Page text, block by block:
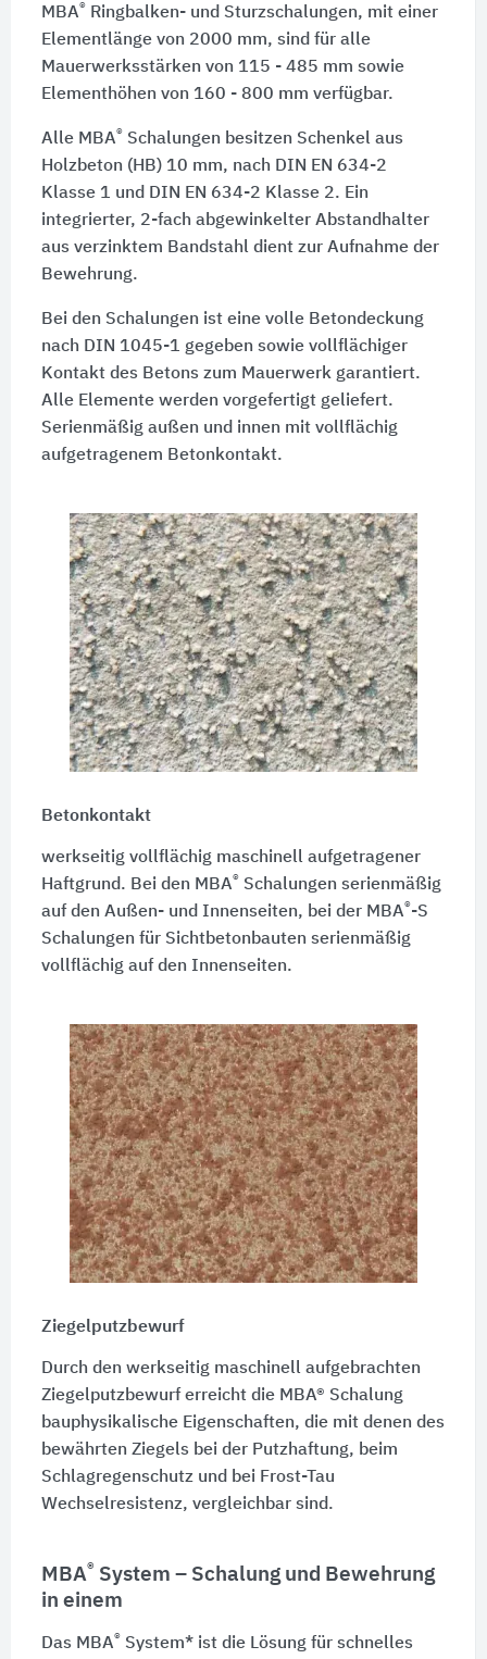
MBA® Ringbalken- und Sturzschalungen, mit einer
Elementlänge von 2000 mm, sind für alle
Mauerwerksstärken von 115 - 485 mm sowie
Elementhöhen von 160 - 800 mm verfügbar.
Alle MBA® Schalungen besitzen Schenkel aus
Holzbeton (HB) 10 mm, nach DIN EN 634-2
Klasse 1 und DIN EN 634-2 Klasse 2. Ein
integrierter, 2-fach abgewinkelter Abstandhalter
aus verzinktem Bandstahl dient zur Aufnahme der
Bewehrung.
Bei den Schalungen ist eine volle Betondeckung
nach DIN 1045-1 gegeben sowie vollflächiger
Kontakt des Betons zum Mauerwerk garantiert.
Alle Elemente werden vorgefertigt geliefert.
Serienmäßig außen und innen mit vollflächig
aufgetragenem Betonkontakt.
Betonkontakt
werkseitig vollflächig maschinell aufgetragener
Haftgrund. Bei den MBA® Schalungen serienmäßig
auf den Außen- und Innenseiten, bei der MBA®-S
Schalungen für Sichtbetonbauten serienmäßig
vollflächig auf den Innenseiten.
Ziegelputzbewurf
Durch den werkseitig maschinell aufgebrachten
Ziegelputzbewurf erreicht die MBA® Schalung
bauphysikalische Eigenschaften, die mit denen des
bewährten Ziegels bei der Putzhaftung, beim
Schlagregenschutz und bei Frost-Tau
Wechselresistenz, vergleichbar sind.
MBA® System – Schalung und Bewehrung
in einem
Das MBA® System* ist die Lösung für schnelles